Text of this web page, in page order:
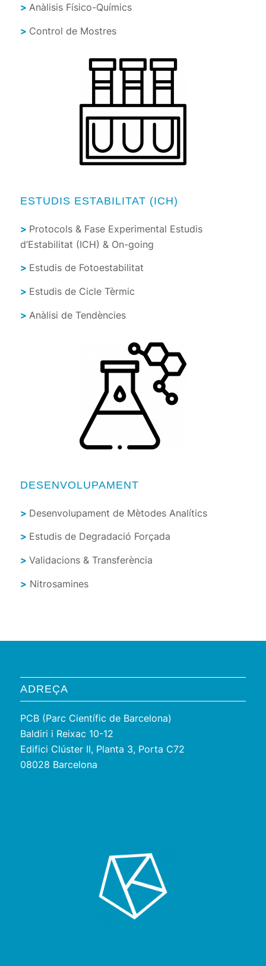
> Anàlisis Físico-Químics
> Control de Mostres
ESTUDIS ESTABILITAT (ICH)
> Protocols & Fase Experimental Estudis
d’Estabilitat (ICH) & On-going
> Estudis de Fotoestabilitat
> Estudis de Cicle Tèrmic
> Anàlisi de Tendències
DESENVOLUPAMENT
> Desenvolupament de Mètodes Analítics
> Estudis de Degradació Forçada
> Validacions & Transferència
> Nitrosamines
ADREÇA
PCB (Parc Científic de Barcelona)
Baldiri i Reixac 10-12
Edifici Clúster II, Planta 3, Porta C72
08028 Barcelona